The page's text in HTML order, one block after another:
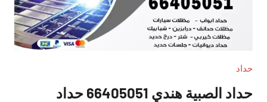
حداد
حداد الصبية هندي 66405051 حداد